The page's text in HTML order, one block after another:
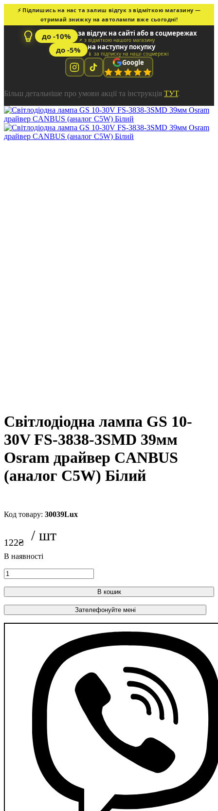
⚡ Підпишись на нас та залиш відгук з відміткою магазину —
отримай знижку на автолампи вже сьогодні!
до -10% за відгук на сайті або в соцмережах
📌 з відміткою нашого магазину
до -5% на наступну покупку
📱 за підписку на наші соцмережі
Google
Більш детальніше про умови акції та інструкція ТУТ.
Світлодіодна лампа GS 10-
30V FS-3838-3SMD 39мм
Osram драйвер CANBUS
(аналог C5W) Білий
30039Lux
122₴
В кошик
Зателефонуйте мені